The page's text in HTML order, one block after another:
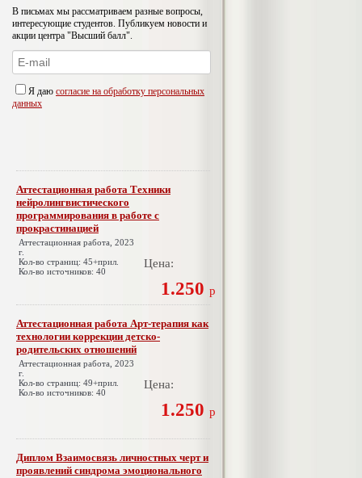
В письмах мы рассматриваем разные вопросы,
интересующие студентов. Публикуем новости и
акции центра "Высший балл".
Я даю согласие на обработку персональных
данных
Аттестационная работа Техники
нейролингвистического
программирования в работе с
прокрастинацией
Аттестационная работа, 2023
г.
Кол-во страниц: 45+прил.
Кол-во источников: 40
Цена:
1.250 р
Аттестационная работа Арт-терапия как
технологии коррекции детско-
родительских отношений
Аттестационная работа, 2023
г.
Кол-во страниц: 49+прил.
Кол-во источников: 40
Цена:
1.250 р
Диплом Взаимосвязь личностных черт и
проявлений синдрома эмоционального